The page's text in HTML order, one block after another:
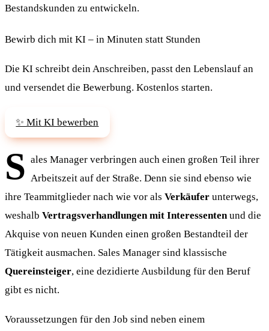
Bestandskunden zu entwickeln.
Bewirb dich mit KI – in Minuten statt Stunden
Die KI schreibt dein Anschreiben, passt den Lebenslauf an
und versendet die Bewerbung. Kostenlos starten.
✨ Mit KI bewerben
S ales Manager verbringen auch einen großen Teil ihrer
Arbeitszeit auf der Straße. Denn sie sind ebenso wie
ihre Teammitglieder nach wie vor als Verkäufer unterwegs,
weshalb Vertragsverhandlungen mit Interessentenund die
Akquise von neuen Kunden einen großen Bestandteil der
Tätigkeit ausmachen. Sales Manager sind klassische
Quereinsteiger, eine dezidierte Ausbildung für den Beruf
gibt es nicht.
Voraussetzungen für den Job sind neben einem